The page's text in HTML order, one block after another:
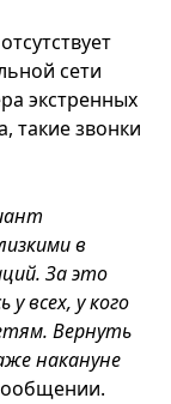
сети
экстренных
такие звонки
в
За это
всех, у кого
Вернуть
накануне